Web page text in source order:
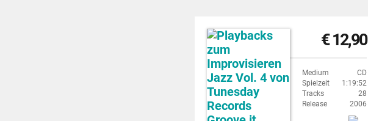
€ 12,90
Medium
CD
Spielzeit
1:19:52
Tracks
28
Release
2006